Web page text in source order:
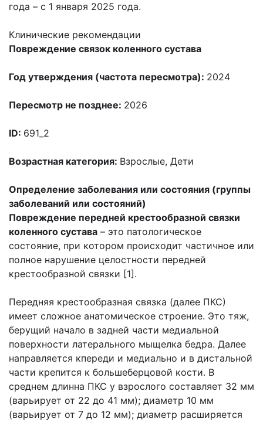
года – с 1 января 2025 года.
Клинические рекомендации
Повреждение связок коленного сустава
Год утверждения (частота пересмотра): 2024
Пересмотр не позднее: 2026
ID: 691_2
Возрастная категория: Взрослые, Дети
Определение заболевания или состояния (группы
заболеваний или состояний)
Повреждение передней крестообразной связки
коленного сустава – это патологическое
состояние, при котором происходит частичное или
полное нарушение целостности передней
крестообразной связки [1].
Передняя крестообразная связка (далее ПКС)
имеет сложное анатомическое строение. Это тяж,
берущий начало в задней части медиальной
поверхности латерального мыщелка бедра. Далее
направляется кпереди и медиально и в дистальной
части крепится к большеберцовой кости. В
среднем длинна ПКС у взрослого составляет 32 мм
(варьирует от 22 до 41 мм); диаметр 10 мм
(варьирует от 7 до 12 мм); диаметр расширяется